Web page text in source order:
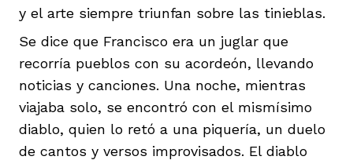
y el arte siempre triunfan sobre las tinieblas.
Se dice que Francisco era un juglar que
recorría pueblos con su acordeón, llevando
noticias y canciones. Una noche, mientras
viajaba solo, se encontró con el mismísimo
diablo, quien lo retó a una piquería, un duelo
de cantos y versos improvisados. El diablo